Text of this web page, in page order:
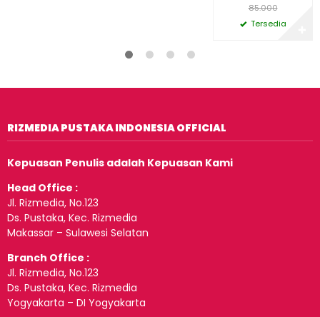
85.000
Tersedia
RIZMEDIA PUSTAKA INDONESIA OFFICIAL
Kepuasan Penulis adalah Kepuasan Kami
Head Office :
Jl. Rizmedia, No.123
Ds. Pustaka, Kec. Rizmedia
Makassar – Sulawesi Selatan
Branch Office :
Jl. Rizmedia, No.123
Ds. Pustaka, Kec. Rizmedia
Yogyakarta – DI Yogyakarta